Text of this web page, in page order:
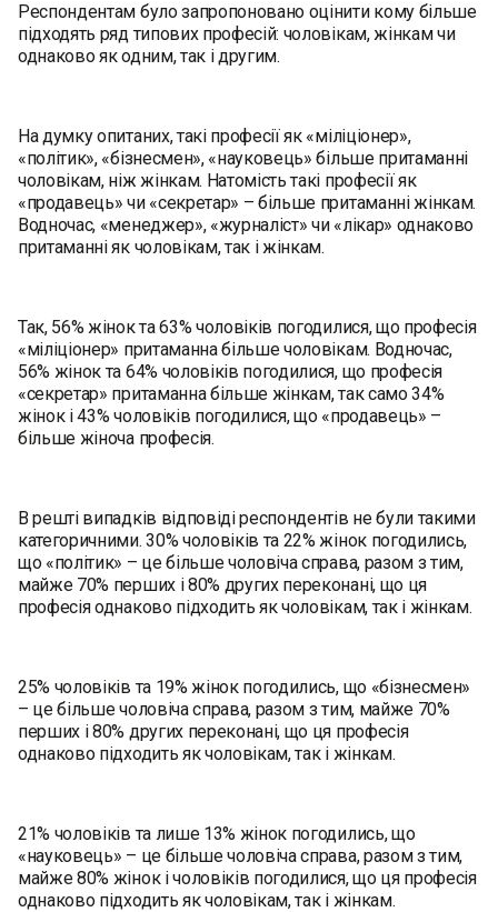
Респондентам було запропоновано оцінити кому більше
підходять ряд типових професій: чоловікам, жінкам чи
однаково як одним, так і другим.
На думку опитаних, такі професії як «міліціонер»,
«політик», «бізнесмен», «науковець» більше притаманні
чоловікам, ніж жінкам. Натомість такі професії як
«продавець» чи «секретар» – більше притаманні жінкам.
Водночас, «менеджер», «журналіст» чи «лікар» однаково
притаманні як чоловікам, так і жінкам.
Так, 56% жінок та 63% чоловіків погодилися, що професія
«міліціонер» притаманна більше чоловікам. Водночас,
56% жінок та 64% чоловіків погодилися, що професія
«секретар» притаманна більше жінкам, так само 34%
жінок і 43% чоловіків погодилися, що «продавець» –
більше жіноча професія.
В решті випадків відповіді респондентів не були такими
категоричними. 30% чоловіків та 22% жінок погодились,
що «політик» – це більше чоловіча справа, разом з тим,
майже 70% перших і 80% других переконані, що ця
професія однаково підходить як чоловікам, так і жінкам.
25% чоловіків та 19% жінок погодились, що «бізнесмен»
– це більше чоловіча справа, разом з тим, майже 70%
перших і 80% других переконані, що ця професія
однаково підходить як чоловікам, так і жінкам.
21% чоловіків та лише 13% жінок погодились, що
«науковець» – це більше чоловіча справа, разом з тим,
майже 80% жінок і чоловіків погодилися, що ця професія
однаково підходить як чоловікам, так і жінкам.